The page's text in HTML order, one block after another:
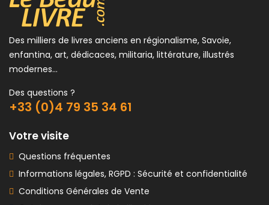
Des milliers de livres anciens en régionalisme, Savoie,
enfantina, art, dédicaces, militaria, littérature, illustrés
modernes...
Des questions ?
+33 (0)4 79 35 34 61
Votre visite
Questions fréquentes
Informations légales, RGPD : Sécurité et confidentialité
Conditions Générales de Vente